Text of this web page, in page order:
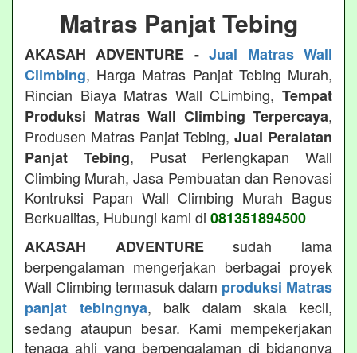
Matras Panjat Tebing
AKASAH ADVENTURE -Jual Matras Wall
Climbing, Harga Matras Panjat Tebing Murah,
Rincian Biaya Matras Wall CLimbing, Tempat
Produksi Matras Wall Climbing Terpercaya,
Produsen Matras Panjat Tebing,Jual Peralatan
Panjat Tebing, Pusat Perlengkapan Wall
Climbing Murah, Jasa Pembuatan dan Renovasi
Kontruksi Papan Wall Climbing Murah Bagus
Berkualitas, Hubungi kami di 081351894500
AKASAH ADVENTUREsudah lama
berpengalaman mengerjakan berbagai proyek
Wall Climbing termasuk dalam produksi Matras
panjat tebingnya, baik dalam skala kecil,
sedang ataupun besar. Kami mempekerjakan
tenaga ahli yang berpengalaman di bidangnya